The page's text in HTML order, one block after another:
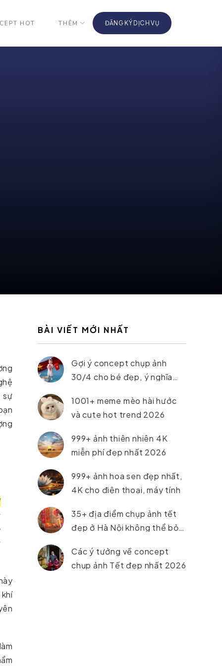
HOT THÊM ĐĂNG KÝ DỊCH VỤ
sự
BÀI VIẾT MỚI NHẤT
Gợi ý concept chụp ảnh
30/4 cho bé đẹp, ý nghĩa
1001+ meme mèo hài hước
và cute hot trend 2026
999+ ảnh thiên nhiên 4K
miễn phí đẹp nhất 2026
999+ ảnh hoa sen đẹp nhất,
4K cho điện thoại, máy tính
35+ địa điểm chụp ảnh tết
đẹp ở Hà Nội không thể bỏ
Các ý tưởng về concept
chụp ảnh Tết đẹp nhất 2026